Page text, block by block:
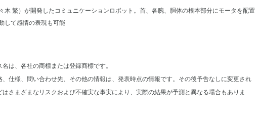
繁）が開発したコミュニケーションロボット。首、各腕、胴体の根本部分にモータを配置
して感情の表現も可能
は、各社の商標または登録商標です。
仕様、問い合わせ先、その他の情報は、発表時点の情報です。その後予告なしに変更され
さまざまなリスクおよび不確実な事実により、実際の結果が予測と異なる場合もありま